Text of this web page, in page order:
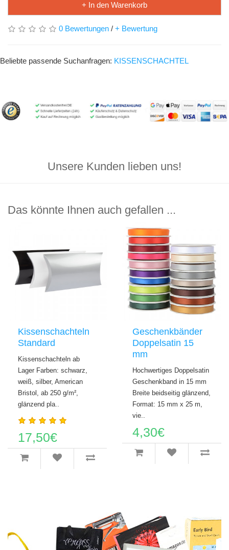
+ In den Warenkorb
0 Bewertungen / + Bewertung
Beliebte passende Suchanfragen: KISSENSCHACHTEL
Unsere Kunden lieben uns!
Das könnte Ihnen auch gefallen ...
Kissenschachteln
Standard
Kissenschachteln ab
Lager Farben: schwarz,
weiß, silber, American
Bristol, ab 250 g/m²,
glänzend pla..
17,50€
Geschenkbänder
Doppelsatin 15
mm
Hochwertiges Doppelsatin
Geschenkband in 15 mm
Breite beidseitig glänzend,
Format: 15 mm x 25 m,
vie..
4,30€